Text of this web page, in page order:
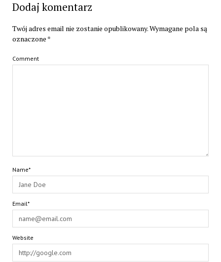
Dodaj komentarz
Twój adres email nie zostanie opublikowany.Wymagane pola są
oznaczone *
Comment
Name*
Email*
Website